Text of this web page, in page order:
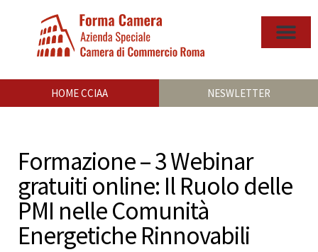
HOME CCIAA NESWLETTER
Formazione – 3 Webinar
gratuiti online: Il Ruolo delle
PMI nelle Comunità
Energetiche Rinnovabili